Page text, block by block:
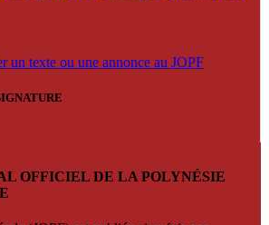
un texte ou une annonce au JOPF
OFFICIEL DE LA POLYNÉSIE